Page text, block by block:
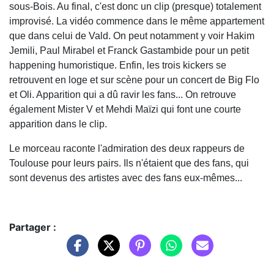
sous-Bois. Au final, c'est donc un clip (presque) totalement
improvisé. La vidéo commence dans le même appartement
que dans celui de Vald. On peut notamment y voir Hakim
Jemili, Paul Mirabel et Franck Gastambide pour un petit
happening humoristique. Enfin, les trois kickers se
retrouvent en loge et sur scène pour un concert de Big Flo
et Oli. Apparition qui a dû ravir les fans... On retrouve
également Mister V et Mehdi Maïzi qui font une courte
apparition dans le clip.
Le morceau raconte l'admiration des deux rappeurs de
Toulouse pour leurs pairs. Ils n'étaient que des fans, qui
sont devenus des artistes avec des fans eux-mêmes...
Partager :